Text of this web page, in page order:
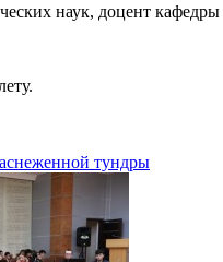
наук, доцент
тундры